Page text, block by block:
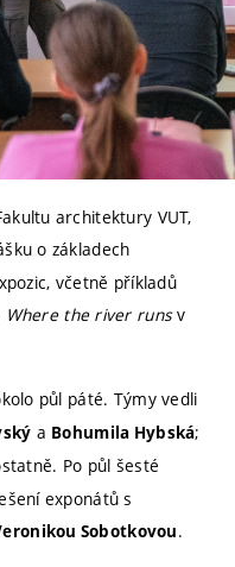
architektury VUT,
o základech
včetně příkladů
Where the river runs v
půl páté. Týmy vedli
a Bohumila Hybská;
Po půl šesté
exponátů s
Sobotkovou.